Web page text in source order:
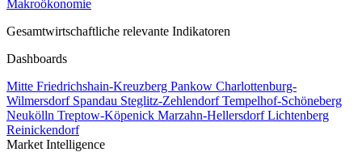
Makroökonomie
Gesamtwirtschaftliche relevante Indikatoren
Dashboards
Mitte Friedrichshain-Kreuzberg Pankow Charlottenburg-
Wilmersdorf Spandau Steglitz-ZehlendorfTempelhof-Schöneberg
Neukölln Treptow-Köpenick Marzahn-HellersdorfLichtenberg
Reinickendorf
Market Intelligence